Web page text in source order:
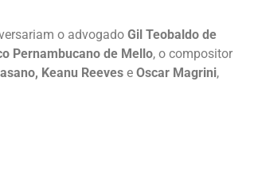
o advogado Gil Teobaldo de
Pernambucano de Mello, o compositor
Keanu Reeves e Oscar Magrini,